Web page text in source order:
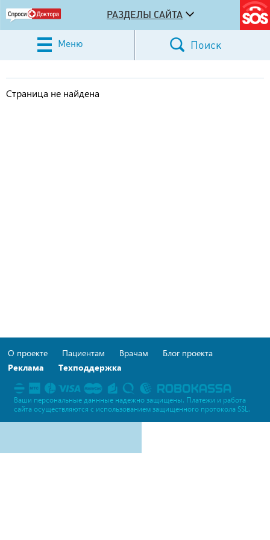
РАЗДЕЛЫ САЙТА
Меню Поиск
Страница не найдена
О проекте Пациентам Врачам
Блог проекта
Реклама
Техподдержка
Ваши персональные даннные надежно защищены. Платежи и работа
сайта осуществляются c использованием защищенного протокола SSL.